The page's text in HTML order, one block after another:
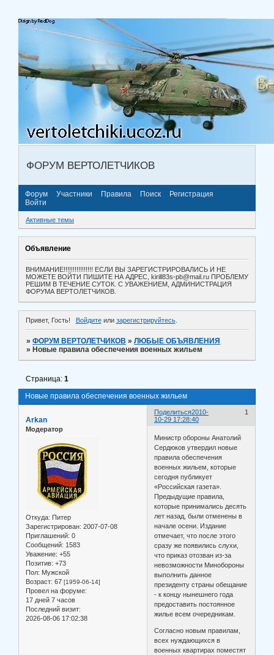
ФОРУМ ВЕРТОЛЕТЧИКОВ
Форум Участники Правила Поиск
Регистрация
Войти
Активные темы
Объявление
ВНИМАНИЕ!!!!!!!!!!!!!!!! ЕСЛИ ВЫ ЗАРЕГИСТРИРОВАЛИСЬ И НЕ
МОЖЕТЕ ВОЙТИ ПИШИТЕ НА АДРЕС, kirill83s-pb@mail.ru ПРОБЛЕМУ
РЕШИМ В ТЕЧЕНИЕ СУТОК. С УВАЖЕНИЕМ, АДМИНИСТРАЦИЯ
ФОРУМА ВЕРТОЛЕТЧИКОВ.
Привет, Гость! Войдитеили зарегистрируйтесь.
»ФОРУМ ВЕРТОЛЕТЧИКОВ »ЛЮБЫЕ ОБЪЯВЛЕНИЯ
» Новые правила обеспечения военных жильем
Новые правила обеспечения военных жильем
Страница:1
Поделиться 1
2010-
10-29 17:28:40
Arkan
Модератор
Откуда: Питер
Зарегистрирован: 2007-07-08
Приглашений: 0
Сообщений: 1583
Уважение: +55
Позитив: +73
Пол: Мужской
Возраст: 67 [1959-06-14]
Провел на форуме:
17 дней 7 часов
Последний визит:
2026-08-06 17:02:38
Министр обороны Анатолий
Сердюков утвердил новые
правила обеспечения
военных жильем, которые
сегодня публикует
«Российская газета».
Предыдущие правила,
которые принимались десять
лет назад, были отменены в
начале осени. Издание
отмечает, что после этого
сразу же появились слухи,
что приказ отозван из-за
невозможности Минобороны
выполнить данное
президенту страны обещание
- к концу нынешнего года
предоставить постоянное
жилье всем очередникам.
Согласно новым правилам,
всех нуждающихся в
военных квартирах поместят